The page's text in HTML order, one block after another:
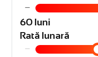
−
60 luni
Rată lunară
−